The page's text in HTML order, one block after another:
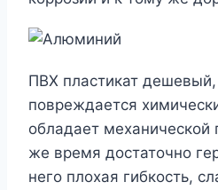
ПВХ пластикат
повреждается
обладает механической
же время достаточно
него плохая гибкость,